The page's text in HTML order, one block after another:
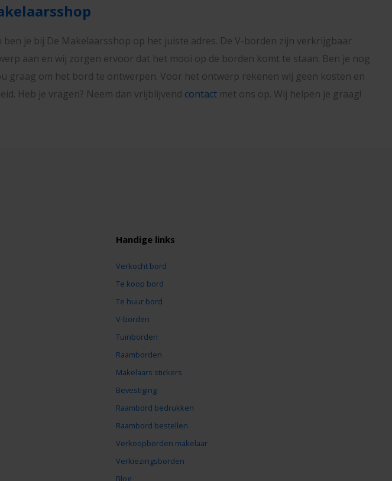
je bij De Makelaarsshop op het juiste adres. De V-borden zijn verkrijgbaar
aan en wij zorgen ervoor dat het mooi op de borden komt te staan. Ben je nog
graag om het bord te ontwerpen. Voor het ontwerp rekenen wij geen kosten en
Heb je vragen? Neem dan vrijblijvend contact met ons op. Wij helpen je graag!
Handige links
Verkocht bord
Te koop bord
Te huur bord
V-borden
Tuinborden
Raamborden
Makelaars stickers
Bevestiging
Raambord bedrukken
Raambord bestellen
Verkoopborden makelaar
Verkiezingsborden
Blog